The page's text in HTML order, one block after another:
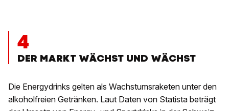
4
DER MARKT WÄCHST UND WÄCHST
Die Energydrinks gelten als Wachstumsraketen unter den
alkoholfreien Getränken. Laut Daten von Statista beträgt